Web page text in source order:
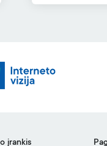
įrankis